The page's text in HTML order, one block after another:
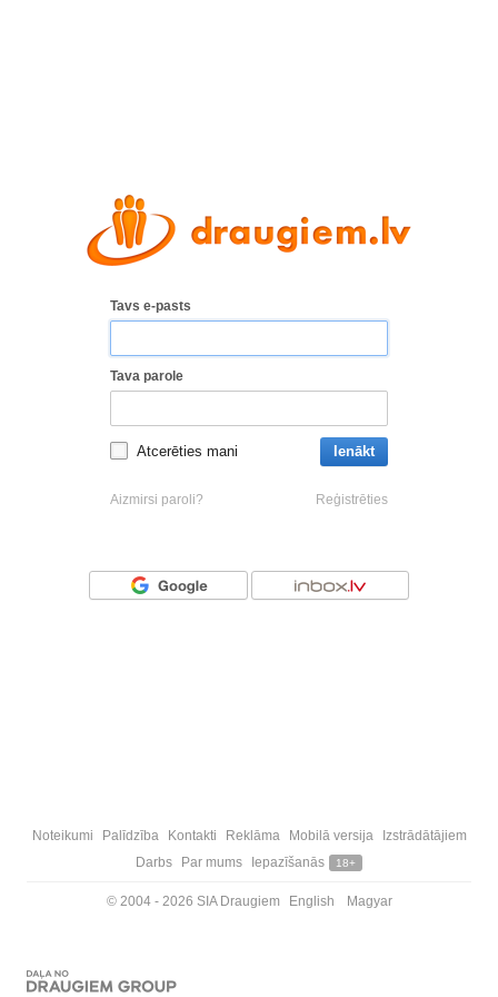
Tavs e-pasts
Tava parole
Atcerēties mani Ienākt
Aizmirsi paroli? Reģistrēties
Noteikumi Palīdzība Kontakti Reklāma Mobilā versija
Izstrādātājiem
Darbs
Par mums Iepazīšanās 18+
© 2004 - 2026 SIA Draugiem English Magyar